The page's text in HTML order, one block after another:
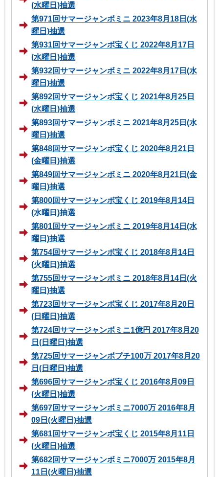
(水曜日)抽選
第971回サマージャンボミニ 2023年8月18日(水
曜日)抽選
第931回サマージャンボ宝くじ 2022年8月17日
(水曜日)抽選
第932回サマージャンボミニ 2022年8月17日(水
曜日)抽選
第892回サマージャンボ宝くじ 2021年8月25日
(水曜日)抽選
第893回サマージャンボミニ 2021年8月25日(水
曜日)抽選
第848回サマージャンボ宝くじ 2020年8月21日
(金曜日)抽選
第849回サマージャンボミニ 2020年8月21日(金
曜日)抽選
第800回サマージャンボ宝くじ 2019年8月14日
(水曜日)抽選
第801回サマージャンボミニ 2019年8月14日(水
曜日)抽選
第754回サマージャンボ宝くじ 2018年8月14日
(火曜日)抽選
第755回サマージャンボミニ 2018年8月14日(火
曜日)抽選
第723回サマージャンボ宝くじ 2017年8月20日
(日曜日)抽選
第724回サマージャンボミニ1億円 2017年8月20
日(日曜日)抽選
第725回サマージャンボプチ100万 2017年8月20
日(日曜日)抽選
第696回サマージャンボ宝くじ 2016年8月09日
(火曜日)抽選
第697回サマージャンボミニ7000万 2016年8月
09日(火曜日)抽選
第681回サマージャンボ宝くじ 2015年8月11日
(火曜日)抽選
第682回サマージャンボミニ7000万 2015年8月
11日(火曜日)抽選